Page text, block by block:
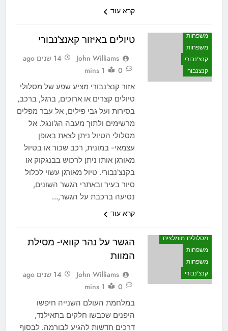
קרא עוד
משפחות
משפחות
קנצ'נבורי
קנצנבורי
טיולים באיזור קאנצ'נבורי
John Williams
14 שנים ago
0
1 mins
אזור קנצ'נבורי מציע שפע של מסלולי
טיולים קצרים או ארוכים, ברגל, ברכב,
בסירות ועל גבי פילים, אל עבר מפלים
מרשימים ולתוך מעבה הג'ונגל. אל
מסלולי הטיול ניתן לצאת באופן
עצמאי- במונית, רכב שכור או בטיול
מאורגן אותו ניתן לרכוש בבנגקוק או
בקנצ'נבורי. טיול מאורגן עשוי לכלול
סיור בעיר ובאתרי הגשר השונים,
נסיעה ברכבת על הגשר,…
קרא עוד
מסלולים מומלצים
משפחות
משפחות
קנצ'נבורי
הגשר על נהר קוואי- מסילת
המוות
John Williams
14 שנים ago
0
1 mins
במלחמת העולם השנייה חיפשו
היפנים שכבשו חלקים בתאילנד,
דרכים חדשות להגיע לבורמה. לבסוף